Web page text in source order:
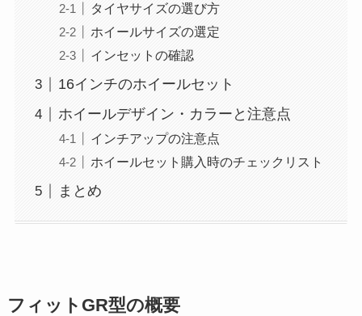
タイヤサイズの選び方
ホイールサイズの選定
インセットの確認
16インチのホイールセット
ホイールデザイン・カラーと注意点
インチアップの注意点
ホイールセット購入時のチェックリスト
まとめ
フィットGR型の概要